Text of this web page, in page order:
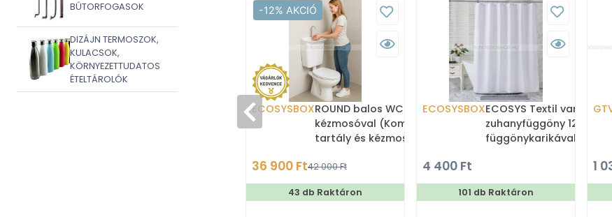
BÚTORFOGASOK
DIZÁJN TERMOSZOK,
KULACSOK,
KÖRNYEZETTUDATOS
ÉTELTÁROLÓK
-12% AKCIÓ
ECOSYSBOXROUND balos WC tartály
kézmosóval (Kombi WC
tartály és kézmosó)
36 900 Ft42 000 Ft
43 db Raktáron
ECOSYSBOXECOSYS Textil varrott
zuhanyfüggöny 12db
függönykarikával
Zuhanyfüggöny textil
4 400 Ft
101 db Raktáron
1